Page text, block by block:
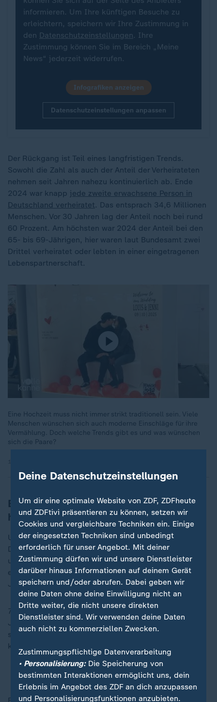
informieren. Um Ihre künftigen Besuche zu
erleichtern, speichern wir Ihre Zustimmung in
den Datenschutzeinstellungen. Ihre
Zustimmung können Sie im Bereich „Meine
News“ jederzeit widerrufen.
Infografiken anzeigen
Datenschutzeinstellungen anpassen
Der Rückgang ist Teil eines langfristigen Trends.
Sowohl die Zahl als auch der Anteil der Verheirateten
nehmen seit Jahren nahezu kontinuierlich ab. Ende
2024 war knapp jede zweite erwachsene Person in
Deutschland verheiratet. Das entsprach 34,6 Millionen
Menschen. Vor 30 Jahren lag der Anteil noch bei rund
60 Prozent. Am höchsten war 2024 der Anteil bei den
65- bis 69-Jährigen, hier waren laut Bundesamt zwei
Drittel verheiratet oder lebten in einer eingetragenen
Lebenspartnerschaft.
Eine Hochzeit muss nicht immer strikt traditionell sein. Viele
Menschen wünschen sich auch moderne Einschläge für ihre
Vermählung. Doch welche Trends gibt es und was wünschen
sich die Paare?
Ehen werden später geschlossen und
halten länger
Und bis zum ersten Ja-Wort dauert es immer länger:
Das Durchschnittsalter stieg innerhalb von 30 Jahren
um rund sechs Jahre. 2024 waren Frauen bei ihrer
ersten Heirat im Schnitt 32,9 Jahre alt, Männer 35,3
Jahre.
79 Prozent der 698.400 Ehepartner heirateten in dem
Jahr zum ersten Mal. Gut 97 Prozent der Ehen
schlossen Paare unterschiedlichen Geschlechts und
knapp drei Prozent gleichen Geschlechts.
Warum Verloben wieder im Trend ist
Deine Datenschutzeinstellungen
Um dir eine optimale Website von ZDF, ZDFheute
und ZDFtivi präsentieren zu können, setzen wir
Cookies und vergleichbare Techniken ein. Einige
der eingesetzten Techniken sind unbedingt
erforderlich für unser Angebot. Mit deiner
Zustimmung dürfen wir und unsere Dienstleister
darüber hinaus Informationen auf deinem Gerät
speichern und/oder abrufen. Dabei geben wir
deine Daten ohne deine Einwilligung nicht an
Dritte weiter, die nicht unsere direkten
Dienstleister sind. Wir verwenden deine Daten
auch nicht zu kommerziellen Zwecken.
Zustimmungspflichtige Datenverarbeitung
• Personalisierung:Die Speicherung von
bestimmten Interaktionen ermöglicht uns, dein
Erlebnis im Angebot des ZDF an dich anzupassen
und Personalisierungsfunktionen anzubieten.